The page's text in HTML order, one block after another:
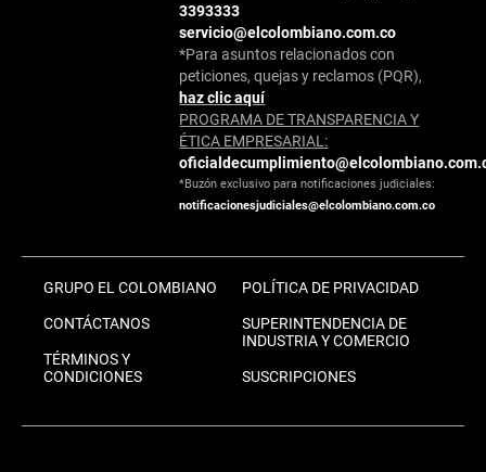
3393333
servicio@elcolombiano.com.co
*Para asuntos relacionados con
peticiones, quejas y reclamos (PQR),
haz clic aquí
PROGRAMA DE TRANSPARENCIA Y
ÉTICA EMPRESARIAL:
*Buzón exclusivo para notificaciones judiciales:
notificacionesjudiciales@elcolombiano.com.co
GRUPO EL COLOMBIANO
CONTÁCTANOS
TÉRMINOS Y
CONDICIONES
POLÍTICA DE PRIVACIDAD
SUPERINTENDENCIA DE
INDUSTRIA Y COMERCIO
SUSCRIPCIONES